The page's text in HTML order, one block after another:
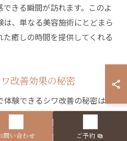
きる瞬間が訪れます。このよ
は、単なる美容施術にとどまら
癒しの時間を提供してくれる
改善効果の秘密
験できるシワ改善の秘密は、
術と最新の商材を効果的に組み
特に、肌の深層に働きかける
問い合わせ ご予約